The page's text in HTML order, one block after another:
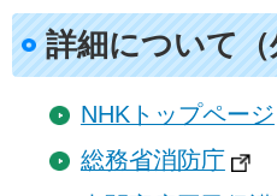
詳細について（
NHKトップページ
総務省消防庁